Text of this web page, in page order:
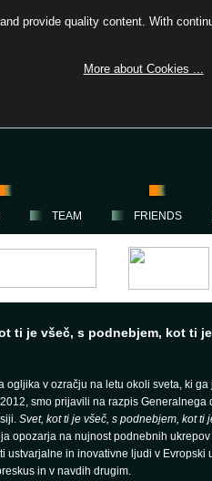
on line162
provide quality content. With
More about Cookies ...
TEAM FRIENDS
ti je všeč, s podnebjem, kot ti
ogljika v ozračju na letu okoli sveta, ki ga
smo prijavili na razpis Generalnega
Svet, kot ti je všeč, s podnebjem, kot ti
opozarja na nujnost podnebnih
ustvarjalne in inovativne ljudi v Evropski
in v navdih drugim.